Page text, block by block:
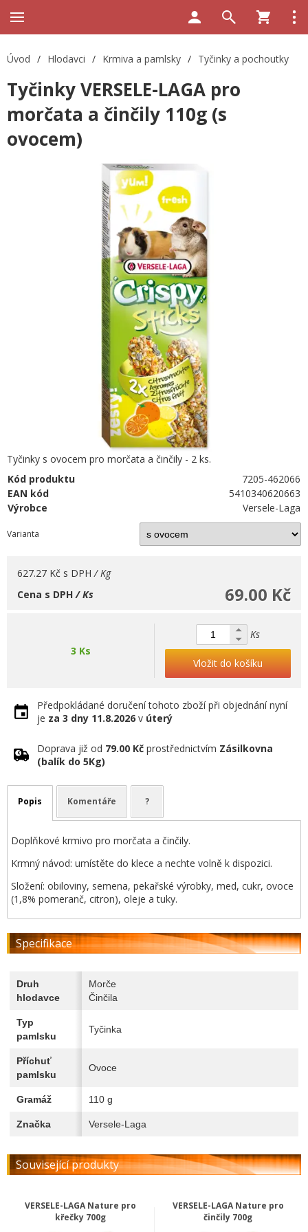
Úvod / Hlodavci / Krmiva a pamlsky / Tyčinky a pochoutky
Tyčinky VERSELE-LAGA pro
morčata a činčily 110g (s
ovocem)
Tyčinky s ovocem pro morčata a činčily - 2 ks.
Kód produktu
7205-462066
EAN kód
5410340620663
Výrobce
Versele-Laga
Varianta
627.27 Kč s DPH / Kg
69.00 Kč
Cena s DPH/ Ks
3 Ks
Ks
Vložit do košíku
Předpokládané doručení tohoto zboží při objednání nyní
je za 3 dny 11.8.2026 v úterý
Doprava již od 79.00 Kč prostřednictvím Zásilkovna
(balík do 5Kg)
Popis Komentáře ?
Doplňkové krmivo pro morčata a činčily.
Krmný návod: umístěte do klece a nechte volně k dispozici.
Složení: obiloviny, semena, pekařské výrobky, med, cukr, ovoce
(1,8% pomeranč, citron), oleje a tuky.
Specifikace
Druh
hlodavce
Morče
Činčila
Typ
pamlsku
Tyčinka
Příchuť
pamlsku
Ovoce
Gramáž 110 g
Značka Versele-Laga
Související produkty
VERSELE-LAGA Nature pro
křečky 700g
VERSELE-LAGA Nature pro
činčily 700g